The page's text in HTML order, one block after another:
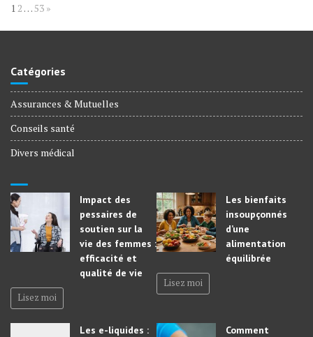
Page:
12 …53 Next
»
Catégories
Assurances & Mutuelles
Conseils santé
Divers médical
Impact des
pessaires de
soutien sur la
vie des femmes :
efficacité et
qualité de vie
Lisez moi
Les bienfaits
insoupçonnés
d’une
alimentation
équilibrée
Lisez moi
Les e-liquides :
Comment